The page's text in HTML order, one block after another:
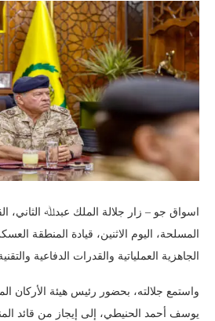
اسواق جو – زار جلالة الملك عبدﷲ الثاني،
المسلحة، اليوم الاثنين، قيادة المنطقة
الجاهزية العملياتية والقدرات الدفاعية
واستمع جلالته، بحضور رئيس هيئة الأركان
يوسف أحمد الحنيطي، إلى إيجاز من قائد